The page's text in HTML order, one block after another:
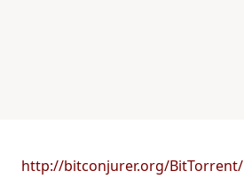
http://bitconjurer.org/BitTorrent/